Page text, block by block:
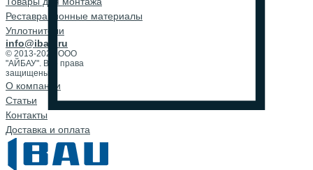
Реставрационные материалы
Уплотнители
info@ibau.ru
© 2013-2026 ООО
"АЙБАУ". Все права
защищены.
О компании
Cтатьи
Контакты
Доставка и оплата